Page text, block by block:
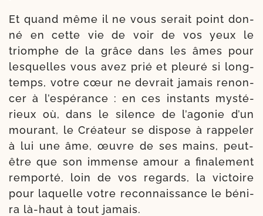
Et quand même il ne vous serait point don­
né en cette vie de voir de vos yeux le
triomphe de la grâce dans les âmes pour
les­quelles vous avez prié et pleu­ré si long­
temps, votre cœur ne devrait jamais renon­
cer à l’es­pé­rance : en ces ins­tants mys­té­
rieux où, dans le silence de l’a­go­nie d’un
mou­rant, le Créateur se dis­pose à rap­pe­ler
à lui une âme, œuvre de ses mains, peut-​
être que son immense amour a fina­le­ment
rem­por­té, loin de vos regards, la vic­toire
pour laquelle votre recon­nais­sance le béni­
ra là-​haut à tout jamais.